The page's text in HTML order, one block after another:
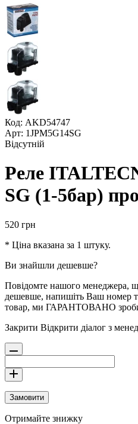
Код: AKD54747
Арт: 1JPM5G14SG
Відсутній
Реле
SG (1-5бар)
520 грн
* Ціна вказана за 1 штуку.
Ви знайшли дешевше?
Повідомте нашого менеджера,
дешевше, напишіть Ваш номер
товар, ми ГАРАНТОВАНО
Закрити Відкрити діалог з
Замовити
Отримайте знижку